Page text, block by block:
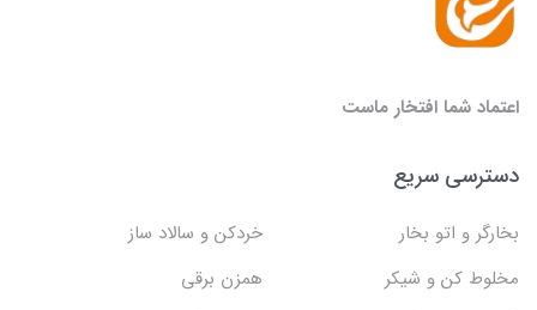
اعتماد شما افتخار ماست
دسترسی سریع
بخارگر و اتو بخار
خردکن و سالاد ساز
مخلوط کن و شیکر
همزن برقی